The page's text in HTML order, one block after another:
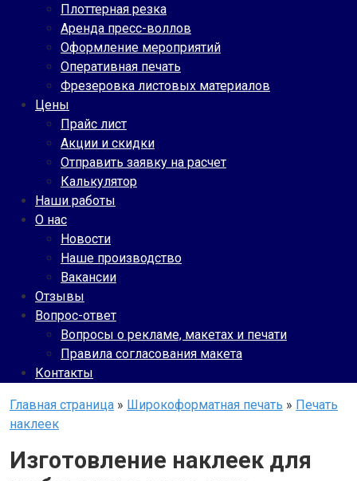
Плоттерная резка
Аренда пресс-воллов
Оформление мероприятий
Оперативная печать
Фрезеровка листовых материалов
Цены
Прайс лист
Акции и скидки
Отправить заявку на расчет
Калькулятор
Наши работы
О нас
Новости
Наше производство
Вакансии
Отзывы
Вопрос-ответ
Вопросы о рекламе, макетах и печати
Правила согласования макета
Контакты
Главная страница » Широкоформатная печать » Печать
наклеек
Изготовление наклеек для